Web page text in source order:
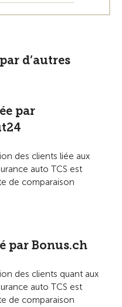
d’autres
par
des clients liée aux
auto TCS est
de comparaison
par Bonus.ch
des clients quant aux
auto TCS est
de comparaison